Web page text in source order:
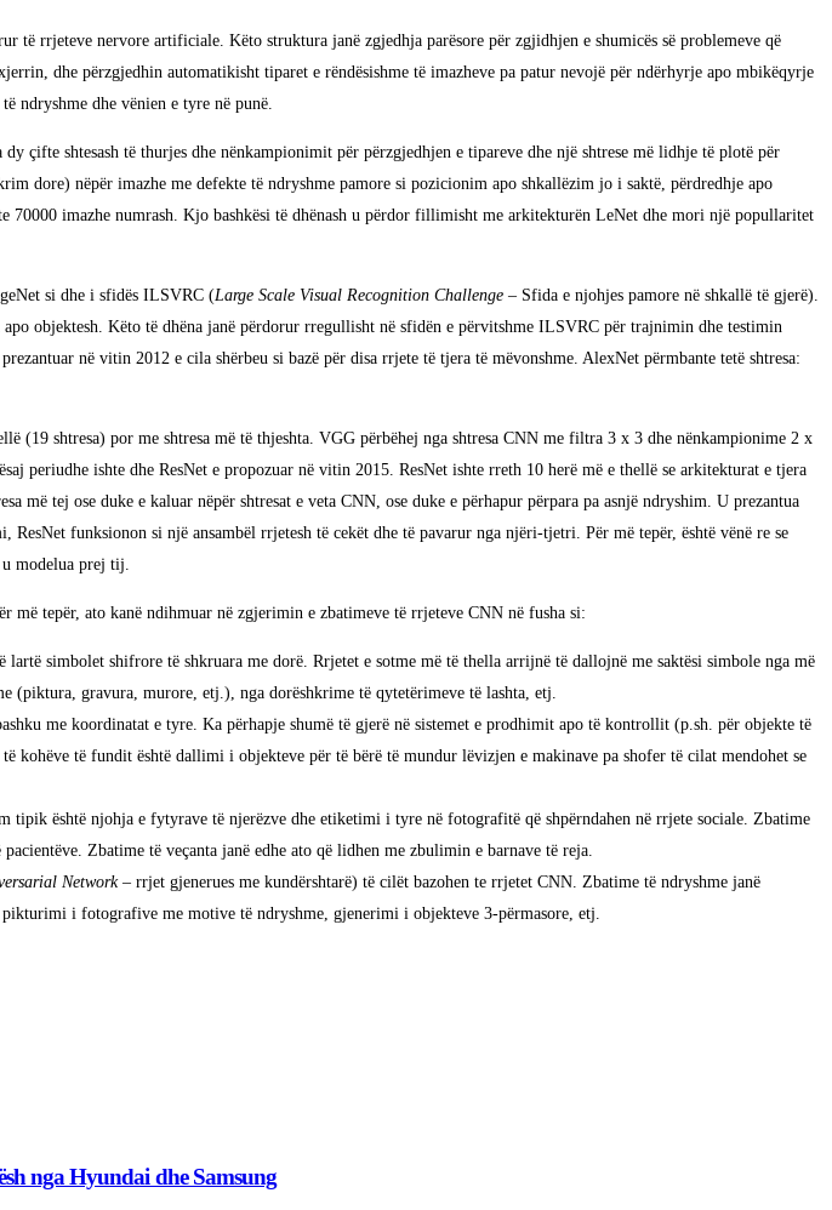
të rrjeteve nervore artificiale. Këto struktura janë zgjedhja parësore për zgjidhjen e shumicës së problemeve që
dhe përzgjedhin automatikisht tiparet e rëndësishme të imazheve pa patur nevojë për ndërhyrje apo mbikëqyrje
ndryshme dhe vënien e tyre në punë.
shtesash të thurjes dhe nënkampionimit për përzgjedhjen e tipareve dhe një shtrese më lidhje të plotë për
dore) nëpër imazhe me defekte të ndryshme pamore si pozicionim apo shkallëzim jo i saktë, përdredhje apo
imazhe numrash. Kjo bashkësi të dhënash u përdor fillimisht me arkitekturën LeNet dhe mori një popullaritet
si dhe i sfidës ILSVRC (Large Scale Visual Recognition Challenge – Sfida e njohjes pamore në shkallë të gjerë).
objektesh. Këto të dhëna janë përdorur rregullisht në sfidën e përvitshme ILSVRC për trajnimin dhe testimin
në vitin 2012 e cila shërbeu si bazë për disa rrjete të tjera të mëvonshme. AlexNet përmbante tetë shtresa:
shtresa) por me shtresa më të thjeshta. VGG përbëhej nga shtresa CNN me filtra 3 x 3 dhe nënkampionime 2 x
periudhe ishte dhe ResNet e propozuar në vitin 2015. ResNet ishte rreth 10 herë më e thellë se arkitekturat e tjera
tej ose duke e kaluar nëpër shtresat e veta CNN, ose duke e përhapur përpara pa asnjë ndryshim. U prezantua
funksionon si një ansambël rrjetesh të cekët dhe të pavarur nga njëri-tjetri. Për më tepër, është vënë re se
modelua prej tij.
tepër, ato kanë ndihmuar në zgjerimin e zbatimeve të rrjeteve CNN në fusha si:
simbolet shifrore të shkruara me dorë. Rrjetet e sotme më të thella arrijnë të dallojnë me saktësi simbole nga më
(piktura, gravura, murore, etj.), nga dorëshkrime të qytetërimeve të lashta, etj.
me koordinatat e tyre. Ka përhapje shumë të gjerë në sistemet e prodhimit apo të kontrollit (p.sh. për objekte të
kohëve të fundit është dallimi i objekteve për të bërë të mundur lëvizjen e makinave pa shofer të cilat mendohet se
tipik është njohja e fytyrave të njerëzve dhe etiketimi i tyre në fotografitë që shpërndahen në rrjete sociale. Zbatime
Zbatime të veçanta janë edhe ato që lidhen me zbulimin e barnave të reja.
Network– rrjet gjenerues me kundërshtarë) të cilët bazohen te rrjetet CNN. Zbatime të ndryshme janë
i fotografive me motive të ndryshme, gjenerimi i objekteve 3-përmasore, etj.
nga Hyundai dhe Samsung